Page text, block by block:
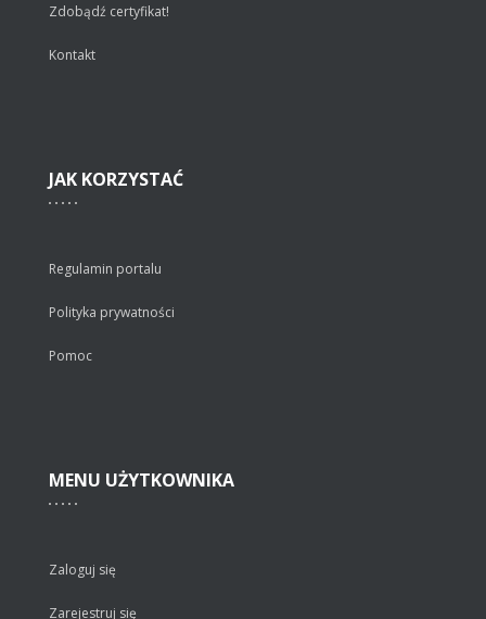
Zdobądź certyfikat!
Kontakt
JAK KORZYSTAĆ
Regulamin portalu
Polityka prywatności
Pomoc
MENU UŻYTKOWNIKA
Zaloguj się
Zarejestruj się